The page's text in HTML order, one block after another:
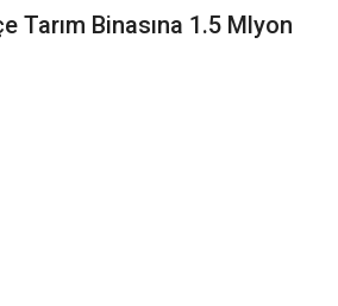
Tarım Binasına 1.5 Mlyon